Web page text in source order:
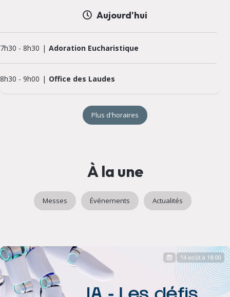
Aujourd'hui
7h30 - 8h30 Adoration Eucharistique
8h30 - 9h00 Office des Laudes
Plus d'horaires
À la une
Messes Événements Actualités
14 août à 18:00